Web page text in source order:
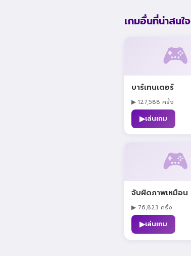
เกมอื่นที่น่าสนใจ
🎮
บาร์เทนเดอร์
▶ 127,588 ครั้ง
▶เล่นเกม
🎮
จับผิดภาพเหมือน
▶ 76,823 ครั้ง
▶เล่นเกม